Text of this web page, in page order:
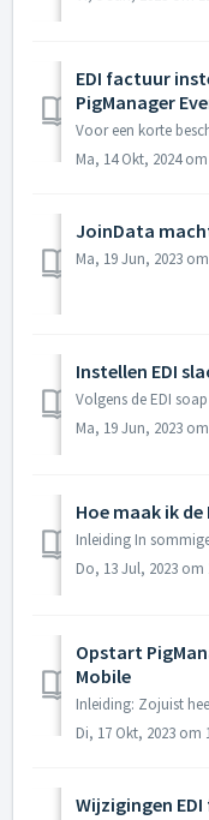
EDI factuur
PigManager
Ma, 14 Okt, 2024 om
JoinData
Ma, 19 Jun, 2023
Instellen EDI
Ma, 19 Jun, 2023
Hoe maak ik
Do, 13 Jul, 2023 om
Opstart
Mobile
Di, 17 Okt, 2023 om
Wijzigingen